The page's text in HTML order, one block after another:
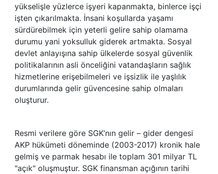
yükselişle yüzlerce işyeri kapanmakta, binlerce işçi
işten çıkarılmakta. İnsani koşullarda yaşamı
sürdürebilmek için yeterli gelire sahip olamama
durumu yani yoksulluk giderek artmakta. Sosyal
devlet anlayışına sahip ülkelerde sosyal güvenlik
politikalarının asli önceliğini vatandaşların sağlık
hizmetlerine erişebilmeleri ve işsizlik ile yaşlılık
durumlarında gelir güvencesine sahip olmaları
oluşturur.
Resmi verilere göre SGK’nın gelir – gider dengesi
AKP hükümeti döneminde (2003-2017) kronik hale
gelmiş ve parmak hesabı ile toplam 301 milyar TL
"açık" oluşmuştur. SGK finansman açığının tarihi